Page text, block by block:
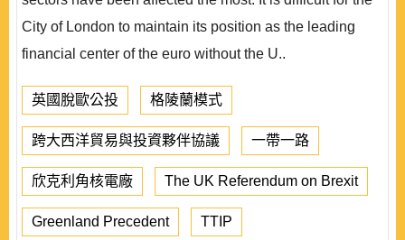
City of London to maintain its position as the leading
financial center of the euro without the U..
英國脫歐公投 格陵蘭模式
跨大西洋貿易與投資夥伴協議 一帶一路
欣克利角核電廠 The UK Referendum on Brexit
Greenland Precedent TTIP